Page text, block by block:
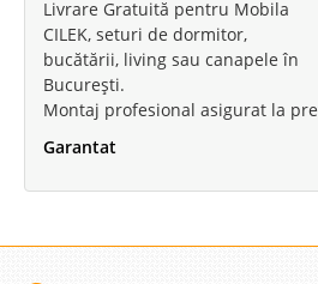
Livrare Gratuită pentru Mobila
CILEK, seturi de dormitor,
bucătării, living sau canapele în
București.
Montaj profesional asigurat la
Garantat